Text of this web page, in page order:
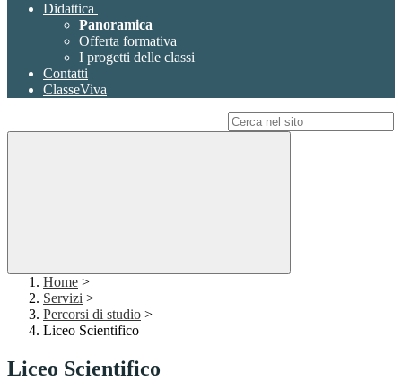
Didattica
Panoramica
Offerta formativa
I progetti delle classi
Contatti
ClasseViva
Home >
Servizi >
Percorsi di studio >
Liceo Scientifico
Liceo Scientifico